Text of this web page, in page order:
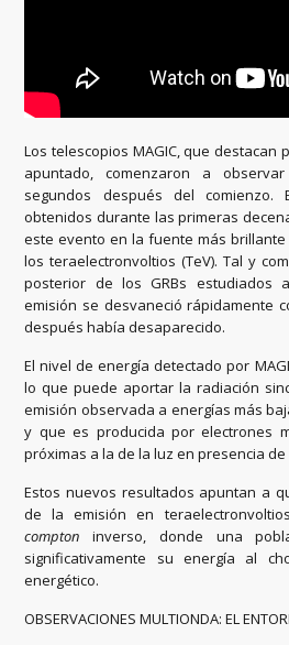
Los telescopios MAGIC, que destacan
apuntado, comenzaron a
segundos después del
obtenidos durante las primeras
este evento en la fuente más
los teraelectronvoltios (TeV). Tal y
posterior de los GRBs estudiados
emisión se desvaneció rápidamente
después había desaparecido.
El nivel de energía detectado por
lo que puede aportar la radiación
emisión observada a energías más
y que es producida por electrones
próximas a la de la luz en presencia
Estos nuevos resultados apuntan a
de la emisión en
comptoninverso, donde una
significativamente su energía al
energético.
OBSERVACIONES MULTIONDA: EL